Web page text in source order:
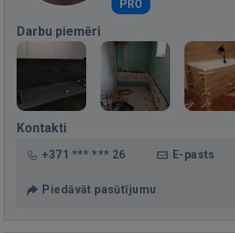
PRO
Darbu piemēri
Kontakti
+371 *** *** 26 E-pasts
Piedāvāt pasūtījumu